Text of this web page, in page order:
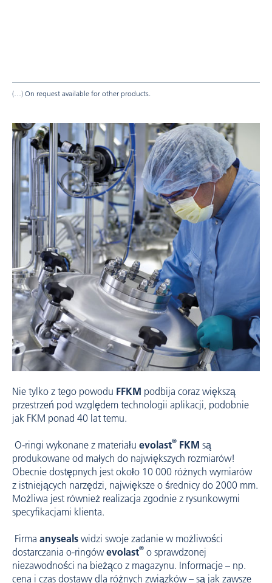
On request available for other products.
Nie tylko z tego powodu FFKM podbija coraz większą
przestrzeń pod względem technologii aplikacji, podobnie
jak FKM ponad 40 lat temu.
O-ringi wykonane z materiału evolast® FKM są
produkowane od małych do największych rozmiarów!
Obecnie dostępnych jest około 10 000 różnych wymiarów
z istniejących narzędzi, największe o średnicy do 2000 mm.
Możliwa jest również realizacja zgodnie z rysunkowymi
specyfikacjami klienta.
Firma anyseals widzi swoje zadanie w możliwości
dostarczania o-ringówevolast® o sprawdzonej
niezawodności na bieżąco z magazynu. Informacje – np.
cena i czas dostawy dla różnych związków – są jak zawsze